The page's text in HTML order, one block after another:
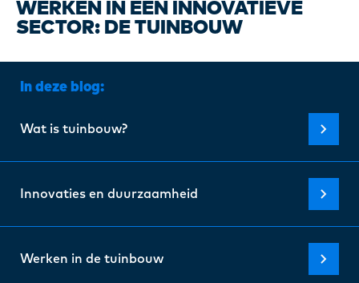
Over
Blogs
FAQ
WERKEN IN EEN INNOVATIEVE
SECTOR: DE TUINBOUW
In deze blog:
Wat is tuinbouw?
Innovaties en duurzaamheid
Werken in de tuinbouw